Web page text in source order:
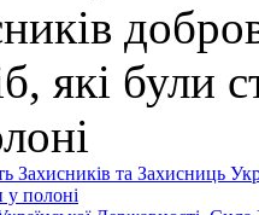
які були